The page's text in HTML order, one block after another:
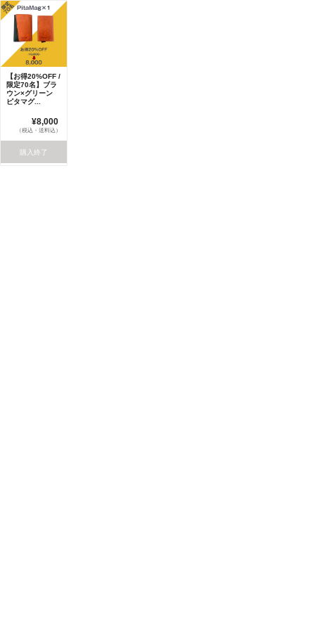
【お得20%OFF /
限定70名】ブラ
ウン×グリーン
ピタマグ...
¥8,000
（税込・送料込）
購入終了